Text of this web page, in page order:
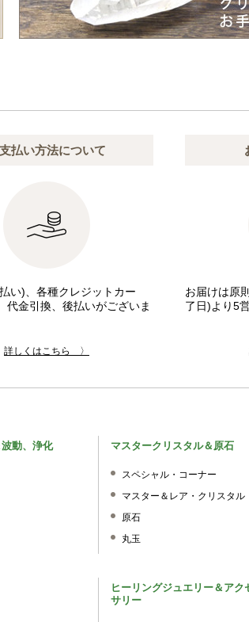
払い方法について
い)、各種クレジットカー
代金引換、後払いがございま
詳しくはこちら 〉
お届けは原
了日)より5
動、浄化
マスタークリスタル＆原石
スペシャル・コーナー
マスター＆レア・クリスタル
原石
丸玉
ヒーリングジュエリー＆アク
サリー